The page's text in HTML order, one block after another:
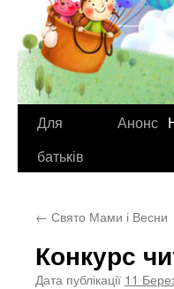
Для
батьків
Анонс
← Свято Мами і Весни
Конкурс
Дата публікації 11